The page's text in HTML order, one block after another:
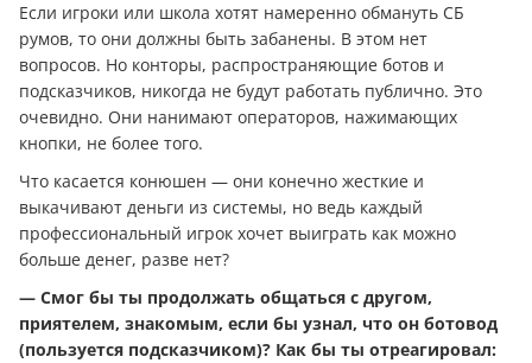
Если игроки или школа хотят намеренно обмануть СБ
румов, то они должны быть забанены. В этом нет
вопросов. Но конторы, распространяющие ботов и
подсказчиков, никогда не будут работать публично. Это
очевидно. Они нанимают операторов, нажимающих
кнопки, не более того.
Что касается конюшен — они конечно жесткие и
выкачивают дeньги из системы, но ведь каждый
профессиональный игрок хочет выиграть как можно
больше дeнeг, разве нет?
— Смог бы ты продолжать общаться с другом,
приятелем, знакомым, если бы узнал, что он ботовод
(пользуется подсказчиком)? Как бы ты отреагировал: